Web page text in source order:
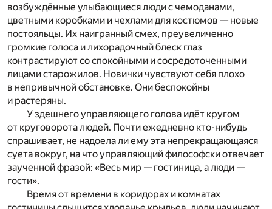
возбуждённые улыбающиеся люди с чемоданами,
цветными коробками и чехлами для костюмов — новые
постояльцы. Их наигранный смех, преувеличенно
громкие голоса и лихорадочный блеск глаз
контрастируют со спокойными и сосредоточенными
лицами старожилов. Новички чувствуют себя плохо
в непривычной обстановке. Они беспокойны
и растеряны.
У здешнего управляющего голова идёт кругом
от круговорота людей. Почти ежедневно кто-нибудь
спрашивает, не надоела ли ему эта непрекращающаяся
суета вокруг, на что управляющий философски отвечает
заученной фразой: «Весь мир — гостиница, а люди —
гости».
Время от времени в коридорах и комнатах